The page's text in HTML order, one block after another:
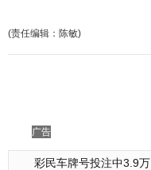
(责任编辑：陈敏)
广告
彩民车牌号投注中3.9万